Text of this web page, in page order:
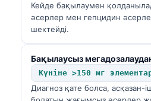
Кейде бақылаумен
әсерлер мен гепцидин
шектейді.
Бақылаусыз
Күніне >150 мг
Диагноз қате болса, асқазан-
తెలుగు
தமிழ்
ગુજરાતી
മലയാളം